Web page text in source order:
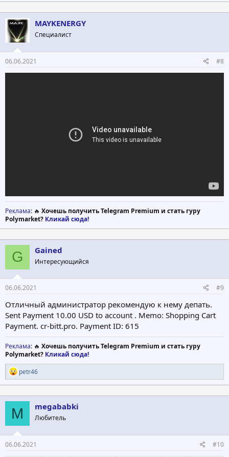
MAYKENERGY
Специалист
06.06.2021 #8
Реклама: 🔥 Хочешь получить Telegram Premium и стать гуру
Polymarket? Кликай сюда!
G Gained
Интересующийся
06.06.2021 #9
Отличный администратор рекомендую к нему депать.
Sent Payment 10.00 USD to account . Memo: Shopping Cart
Payment. cr-bitt.pro. Payment ID: 615
Реклама: 🔥 Хочешь получить Telegram Premium и стать гуру
Polymarket? Кликай сюда!
Р
е
а
к
ц
и
и
:
petr46
M megababki
Любитель
06.06.2021 #10